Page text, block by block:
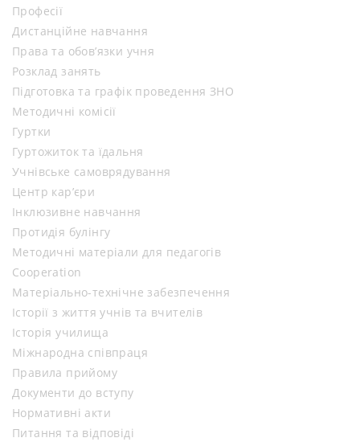
Професії
Дистанційне навчання
Права та обов’язки учня
Розклад занять
Підготовка та графік проведення ЗНО
Методичні комісії
Гуртки
Гуртожиток та їдальня
Учнівське самоврядування
Центр кар’єри
Інклюзивне навчання
Протидія булінгу
Методичні матеріали для педагогів
Cooperation
Матеріально-технічне забезпечення
Історії з життя учнів та вчителів
Історія училища
Міжнародна співпраця
Правила прийому
Документи до вступу
Нормативні акти
Питання та відповіді